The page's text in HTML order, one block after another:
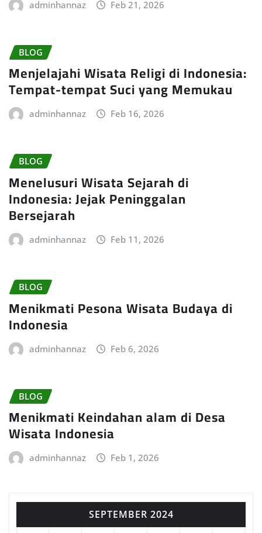
adminhannaz Feb 21, 2026
BLOG
Menjelajahi Wisata Religi di Indonesia:
Tempat-tempat Suci yang Memukau
adminhannaz Feb 16, 2026
BLOG
Menelusuri Wisata Sejarah di
Indonesia: Jejak Peninggalan
Bersejarah
adminhannaz Feb 11, 2026
BLOG
Menikmati Pesona Wisata Budaya di
Indonesia
adminhannaz Feb 6, 2026
BLOG
Menikmati Keindahan alam di Desa
Wisata Indonesia
adminhannaz Feb 1, 2026
SEPTEMBER 2024